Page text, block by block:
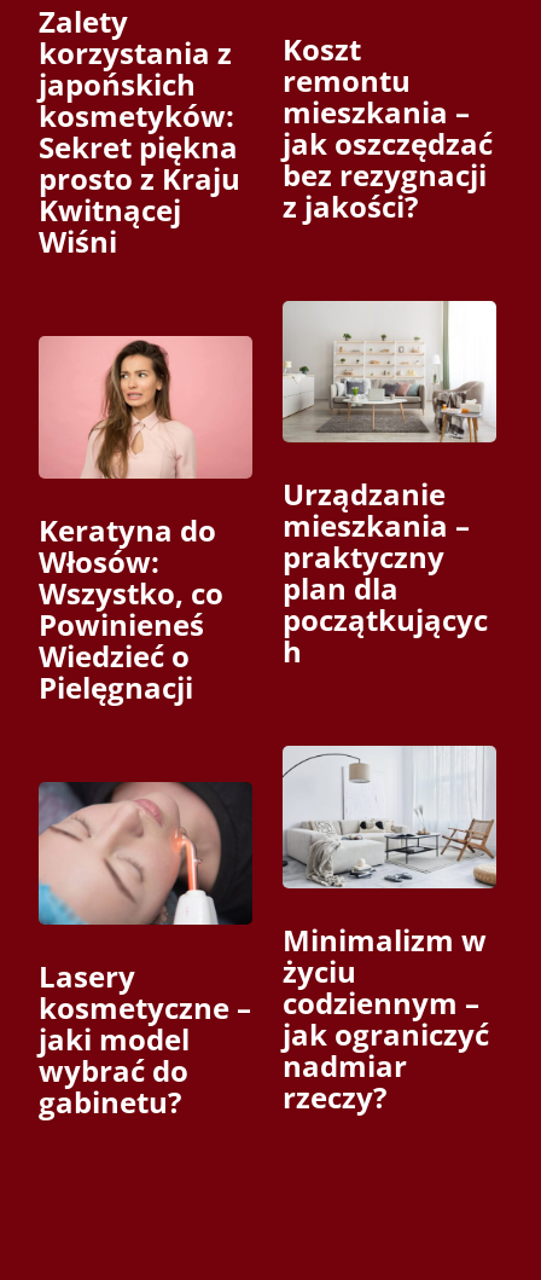
Zalety
korzystania z
japońskich
kosmetyków:
Sekret piękna
prosto z Kraju
Kwitnącej
Wiśni
Keratyna do
Włosów:
Wszystko, co
Powinieneś
Wiedzieć o
Pielęgnacji
Lasery
kosmetyczne –
jaki model
wybrać do
gabinetu?
Koszt
remontu
mieszkania –
jak oszczędzać
bez rezygnacji
z jakości?
Urządzanie
mieszkania –
praktyczny
plan dla
początkującyc
h
Minimalizm w
życiu
codziennym –
jak ograniczyć
nadmiar
rzeczy?